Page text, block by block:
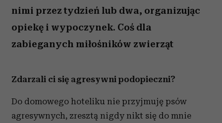
nimi przez tydzień lub dwa, organizując
opiekę i wypoczynek. Coś dla
zabieganych miłośników zwierząt
Zdarzali ci się agresywni podopieczni?
Do domowego hoteliku nie przyjmuję psów
agresywnych, zresztą nigdy nikt się do mnie